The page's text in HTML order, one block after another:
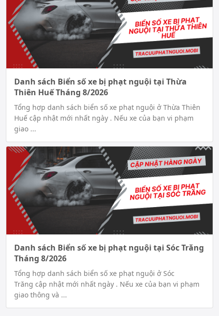
Danh sách Biển số xe bị phạt nguội tại Thừa
Thiên Huế Tháng 8/2026
Tổng hợp danh sách biển số xe phạt nguội ở Thừa Thiên
Huế cập nhật mới nhất ngày . Nếu xe của bạn vi phạm
giao ...
Danh sách Biển số xe bị phạt nguội tại Sóc Trăng
Tháng 8/2026
Tổng hợp danh sách biển số xe phạt nguội ở Sóc
Trăng cập nhật mới nhất ngày . Nếu xe của bạn vi phạm
giao thông và ...